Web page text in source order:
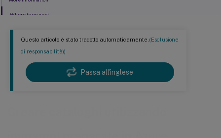
Questo articolo è stato tradotto automaticamente.(Esclusione
di responsabilità))
Passa all'inglese
Where to go next